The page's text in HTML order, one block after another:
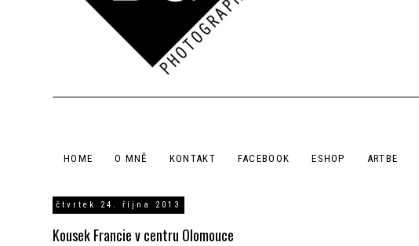
HOME O MNĚ KONTAKT FACEBOOK ESHOP ARTBE
čtvrtek 24. října 2013
Kousek Francie v centru Olomouce